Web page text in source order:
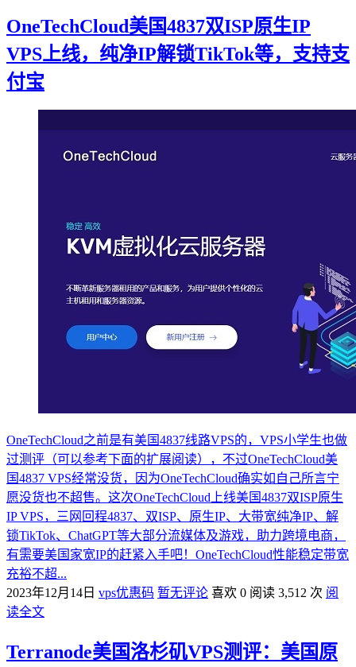
OneTechCloud美国4837双ISP原生IP
VPS上线，纯净IP解锁TikTok等，支持支
付宝
OneTechCloud之前是有美国4837线路VPS的，VPS小学生也做
过测评（可以参考下面的扩展阅读），不过OneTechCloud美
国4837 VPS经常没货，因为OneTechCloud确实如自己所言宁
愿没货也不超售。这次OneTechCloud上线美国4837双ISP原生
IP VPS，三网回程4837、双ISP、原生IP、大带宽纯净IP、解
锁TikTok、ChatGPT等大部分流媒体及游戏，助力跨境电商，
有需要美国家宽IP的赶紧入手吧！OneTechCloud性能稳定带宽
充裕不超...
2023年12月14日 vps优惠码 暂无评论 喜欢 0 阅读 3,512 次 阅
读全文
Terranode美国洛杉矶VPS测评：美国原